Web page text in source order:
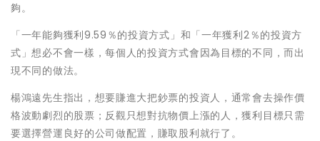
夠。
「一年能夠獲利9.59％的投資方式」和「一年獲利2％的投資方
式」想必不會一樣，每個人的投資方式會因為目標的不同，而出
現不同的做法。
楊鴻遠先生指出，想要賺進大把鈔票的投資人，通常會去操作價
格波動劇烈的股票；反觀只想對抗物價上漲的人，獲利目標只需
要選擇營運良好的公司做配置，賺取股利就行了。